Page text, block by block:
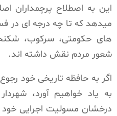
این به اصطلاح پرچمداران
میدهد که تا چه درجه ای در
های حکومتی، سرکوب،
شعور مردم نقش داشته اند.
اگر به حافظه تاریخی خود
به یاد خواهیم آورد،
درخشان مسولیت اجرایی خود